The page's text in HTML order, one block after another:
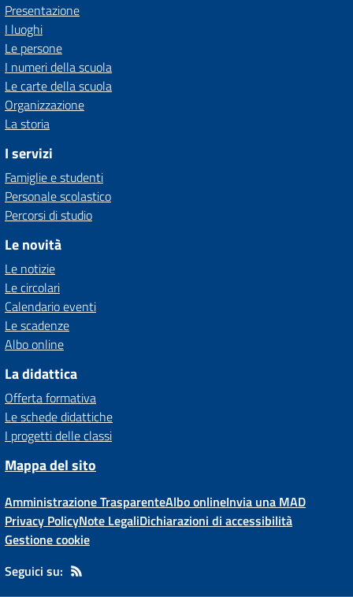
Presentazione
I luoghi
Le persone
I numeri della scuola
Le carte della scuola
Organizzazione
La storia
I servizi
Famiglie e studenti
Personale scolastico
Percorsi di studio
Le novità
Le notizie
Le circolari
Calendario eventi
Le scadenze
Albo online
La didattica
Offerta formativa
Le schede didattiche
I progetti delle classi
Mappa del sito
Amministrazione TrasparenteAlbo onlineInvia una MAD
Privacy PolicyNote LegaliDichiarazioni di accessibilità
Gestione cookie
Seguici su: